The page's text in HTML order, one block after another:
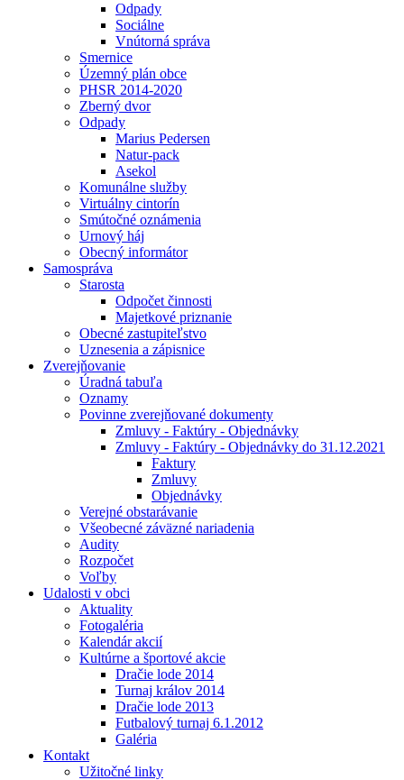
Odpady
Sociálne
Vnútorná správa
Smernice
Územný plán obce
PHSR 2014-2020
Zberný dvor
Odpady
Marius Pedersen
Natur-pack
Asekol
Komunálne služby
Virtuálny cintorín
Smútočné oznámenia
Urnový háj
Obecný informátor
Samospráva
Starosta
Odpočet činnosti
Majetkové priznanie
Obecné zastupiteľstvo
Uznesenia a zápisnice
Zverejňovanie
Úradná tabuľa
Oznamy
Povinne zverejňované dokumenty
Zmluvy - Faktúry - Objednávky
Zmluvy - Faktúry - Objednávky do 31.12.2021
Faktury
Zmluvy
Objednávky
Verejné obstarávanie
Všeobecné záväzné nariadenia
Audity
Rozpočet
Voľby
Udalosti v obci
Aktuality
Fotogaléria
Kalendár akcií
Kultúrne a športové akcie
Dračie lode 2014
Turnaj králov 2014
Dračie lode 2013
Futbalový turnaj 6.1.2012
Galéria
Kontakt
Užitočné linky